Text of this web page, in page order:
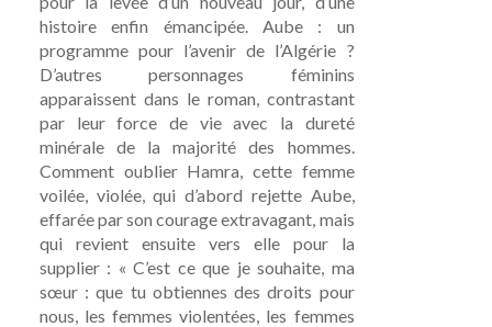
histoire enfin émancipée. Aube : un
programme pour l’avenir de l’Algérie ?
D’autres personnages féminins
apparaissent dans le roman, contrastant
par leur force de vie avec la dureté
minérale de la majorité des hommes.
Comment oublier Hamra, cette femme
voilée, violée, qui d’abord rejette Aube,
effarée par son courage extravagant, mais
qui revient ensuite vers elle pour la
supplier : « C’est ce que je souhaite, ma
sœur : que tu obtiennes des droits pour
nous, les femmes violentées, les femmes